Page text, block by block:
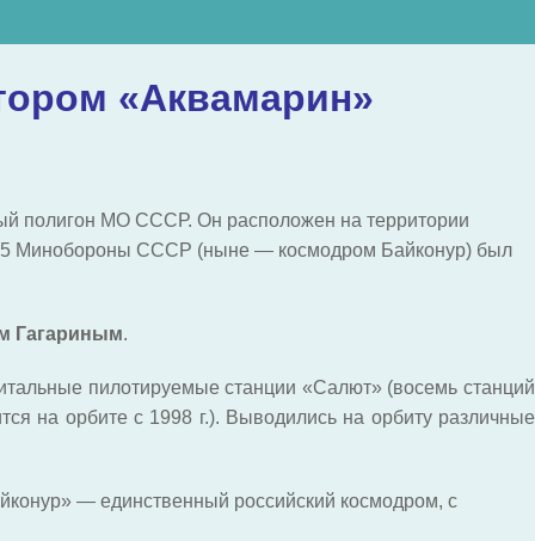
«Аквамарин»
полигон МО СССР. Он расположен на территории
№5 Минобороны СССР (ныне — космодром Байконур) был
Гагариным.
пилотируемые станции «Салют» (восемь станций
на орбите с 1998 г.). Выводились на орбиту различные
— единственный российский космодром, с